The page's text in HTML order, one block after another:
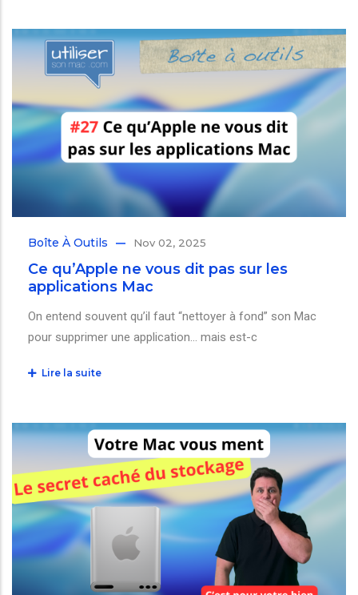
Boîte À Outils Nov 02, 2025
Ce qu’Apple ne vous dit pas sur les
applications Mac
On entend souvent qu’il faut “nettoyer à fond” son Mac
pour supprimer une application… mais est-c
Lire la suite